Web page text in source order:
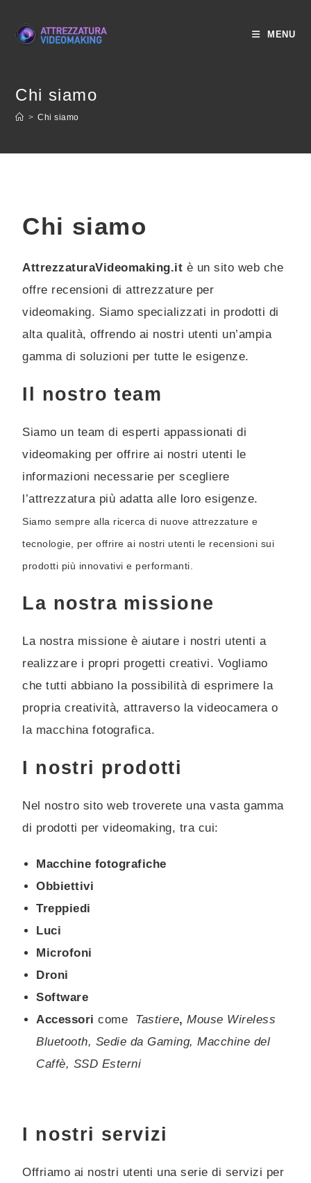
MENU
Chi siamo
> Chi siamo
Chi siamo
AttrezzaturaVideomaking.it è un sito web che
offre recensioni di attrezzature per
videomaking. Siamo specializzati in prodotti di
alta qualità, offrendo ai nostri utenti un’ampia
gamma di soluzioni per tutte le esigenze.
Il nostro team
Siamo un team di esperti appassionati di
videomaking per offrire ai nostri utenti le
informazioni necessarie per scegliere
l’attrezzatura più adatta alle loro esigenze.
Siamo sempre alla ricerca di nuove attrezzature e
tecnologie, per offrire ai nostri utenti le recensioni sui
prodotti più innovativi e performanti.
La nostra missione
La nostra missione è aiutare i nostri utenti a
realizzare i propri progetti creativi. Vogliamo
che tutti abbiano la possibilità di esprimere la
propria creatività, attraverso la videocamera o
la macchina fotografica.
I nostri prodotti
Nel nostro sito web troverete una vasta gamma
di prodotti per videomaking, tra cui:
Macchine fotografiche
Obbiettivi
Treppiedi
Luci
Microfoni
Droni
Software
Accessoricome Tastiere,Mouse Wireless
Bluetooth, Sedie da Gaming, Macchine del
Caffè, SSD Esterni
I nostri servizi
Offriamo ai nostri utenti una serie di servizi per